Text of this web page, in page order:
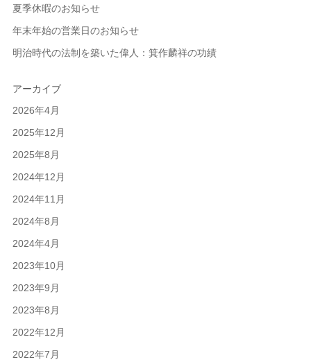
夏季休暇のお知らせ
年末年始の営業日のお知らせ
明治時代の法制を築いた偉人：箕作麟祥の功績
アーカイブ
2026年4月
2025年12月
2025年8月
2024年12月
2024年11月
2024年8月
2024年4月
2023年10月
2023年9月
2023年8月
2022年12月
2022年7月